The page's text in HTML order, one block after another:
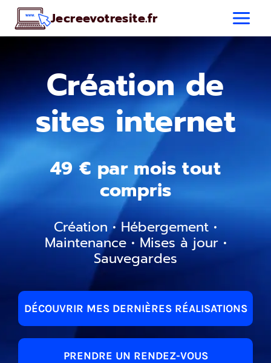
Aller
Jecreevotresite.fr
Création de
sites internet
49 € par mois tout
compris
Création • Hébergement •
Maintenance • Mises à jour •
Sauvegardes
DÉCOUVRIR MES DERNIÈRES RÉALISATIONS
PRENDRE UN RENDEZ-VOUS